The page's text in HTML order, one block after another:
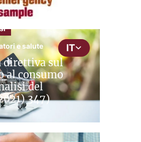
IT
e salute
direttiva sul
al consumo
del
347)